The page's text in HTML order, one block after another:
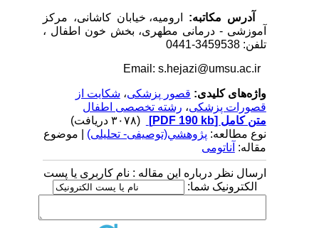
آدرس مکاتبه:ارومیه، خیابان کاشانی، مرکز
آموزشی - درمانی مطهری، بخش خون اطفال ،
تلفن: 3459538-0441
واژه‌های کلیدی:قصور پزشکی،شکایت از
قصورات پزشکی،رشته تخصصی اطفال
متن کامل[PDF 190 kb]
نوع مطالعه:پژوهشي(توصیفی- تحلیلی) | موضوع
مقاله:آناتومی
ارسال نظر درباره این مقاله : نام کاربری یا پست
الکترونیک شما: